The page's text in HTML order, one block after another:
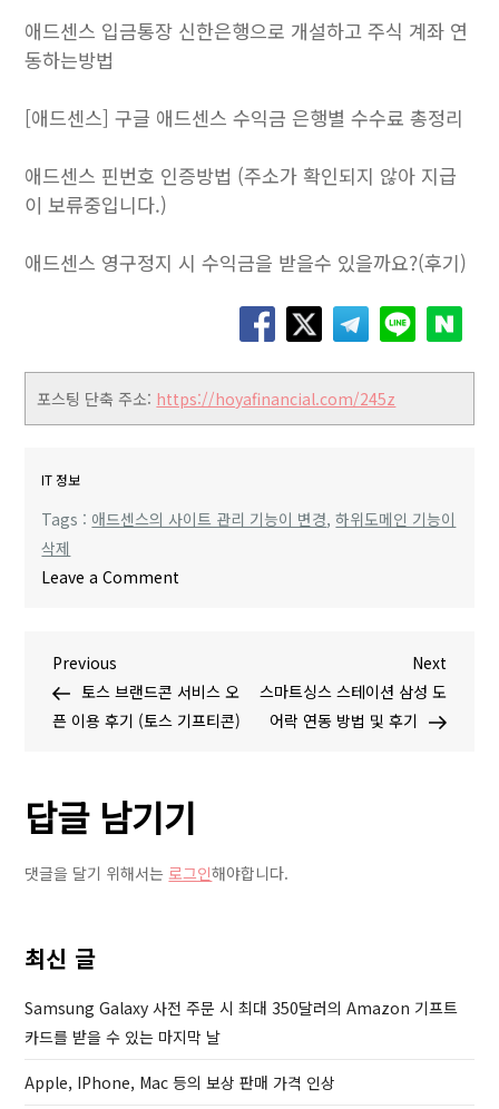
애드센스 입금통장 신한은행으로 개설하고 주식 계좌 연
동하는방법
[애드센스] 구글 애드센스 수익금 은행별 수수료 총정리
애드센스 핀번호 인증방법 (주소가 확인되지 않아 지급
이 보류중입니다.)
애드센스 영구정지 시 수익금을 받을수 있을까요?(후기)
포스팅 단축 주소: https://hoyafinancial.com/245z
IT 정보
Tags : 애드센스의 사이트 관리 기능이 변경,하위도메인 기능이
삭제
Leave a Comment
센
스
이
트
관
변
경
하
글
탐
P
r
e
o
u
s
s
Previous
토스 브랜드콘 서비스 오
픈 이용 후기 (토스 기프티콘)
N
e
x
Next
스마트싱스 스테이션 삼성 도
어락 연동 방법 및 후기
답글 남기기
댓글을 달기 위해서는 로그인해야합니다.
최신 글
Samsung Galaxy 사전 주문 시 최대 350달러의 Amazon 기프트
카드를 받을 수 있는 마지막 날
Apple, IPhone, Mac 등의 보상 판매 가격 인상